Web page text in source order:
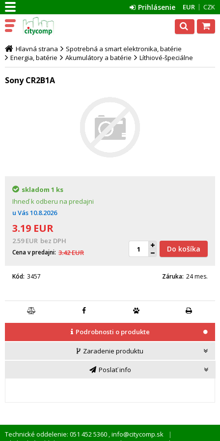
EUR CZK
Prihlásenie
Hlavná strana
Spotrebná a smart elektronika, batérie
Energia, batérie
Akumulátory a batérie Líthiové-špeciálne
Sony CR2B1A
skladom 1 ks
Ihneď k odberu na predajni
u Vás10.8.2026
3.19 EUR
2.59EUR bez DPH
Cena v predajni 3.42EUR Do košíka
Kód 3457 Záruka 24 mes.
Podrobnosti o produkte
Zaradenie produktu
Poslať info
Technické oddelenie: 051 452 5360 ,info@citycomp.sk